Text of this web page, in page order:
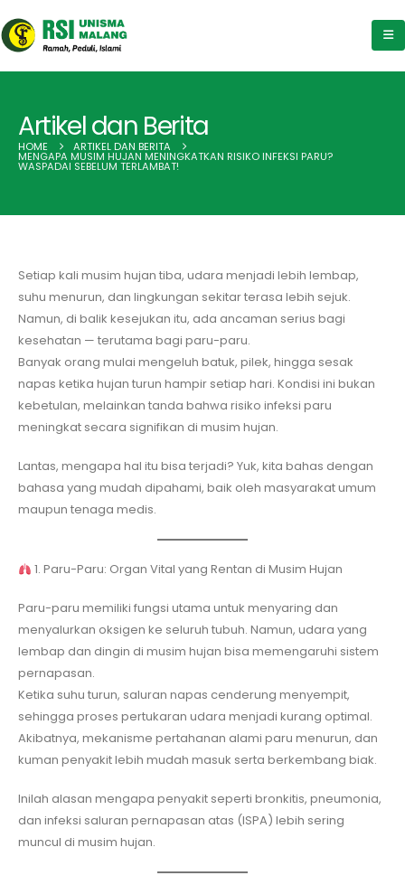
Artikel dan Berita
HOME ARTIKEL DAN BERITA
MENGAPA MUSIM HUJAN MENINGKATKAN RISIKO INFEKSI PARU?
WASPADAI SEBELUM TERLAMBAT!
Setiap kali musim hujan tiba, udara menjadi lebih lembap,
suhu menurun, dan lingkungan sekitar terasa lebih sejuk.
Namun, di balik kesejukan itu, ada ancaman serius bagi
kesehatan — terutama bagi paru-paru.
Banyak orang mulai mengeluh batuk, pilek, hingga sesak
napas ketika hujan turun hampir setiap hari. Kondisi ini bukan
kebetulan, melainkan tanda bahwa risiko infeksi paru
meningkat secara signifikan di musim hujan.
Lantas, mengapa hal itu bisa terjadi? Yuk, kita bahas dengan
bahasa yang mudah dipahami, baik oleh masyarakat umum
maupun tenaga medis.
1. Paru-Paru: Organ Vital yang Rentan di Musim Hujan
Paru-paru memiliki fungsi utama untuk menyaring dan
menyalurkan oksigen ke seluruh tubuh. Namun, udara yang
lembap dan dingin di musim hujan bisa memengaruhi sistem
pernapasan.
Ketika suhu turun, saluran napas cenderung menyempit,
sehingga proses pertukaran udara menjadi kurang optimal.
Akibatnya, mekanisme pertahanan alami paru menurun, dan
kuman penyakit lebih mudah masuk serta berkembang biak.
Inilah alasan mengapa penyakit seperti bronkitis, pneumonia,
dan infeksi saluran pernapasan atas (ISPA) lebih sering
muncul di musim hujan.